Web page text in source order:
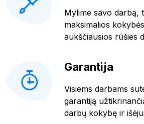
Mylime savo darbą,
maksimalios
aukščiausios rūšies
Garantija
Visiems darbams
garantiją
darbų kokybę ir